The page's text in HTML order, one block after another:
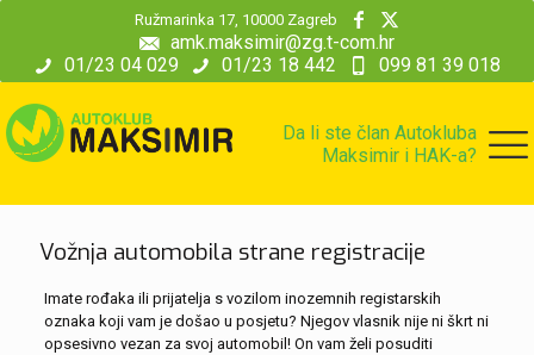
01/23 04 029 01/23 18 442 099 81 39 018
amk.maksimir@zg.t-com.hr
Ružmarinka 17, 10000 Zagreb
Da li ste član Autokluba
Maksimir i HAK-a?
Vožnja automobila strane registracije
Imate rođaka ili prijatelja s vozilom inozemnih registarskih
oznaka koji vam je došao u posjetu? Njegov vlasnik nije ni škrt ni
opsesivno vezan za svoj automobil! On vam želi posuditi